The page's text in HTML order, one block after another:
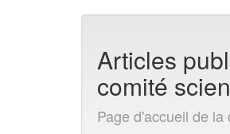
Articles
comité
Page d'accueil de la